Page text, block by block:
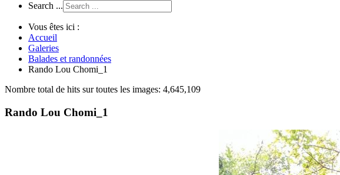
Search ...
Vous êtes ici :
Accueil
Galeries
Balades et randonnées
Rando Lou Chomi_1
Nombre total de hits sur toutes les images: 4,645,109
Rando Lou Chomi_1